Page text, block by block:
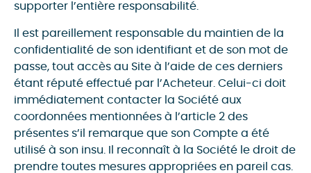
supporter l’entière responsabilité.
Il est pareillement responsable du maintien de la
confidentialité de son identifiant et de son mot de
passe, tout accès au Site à l’aide de ces derniers
étant réputé effectué par l’Acheteur. Celui-ci doit
immédiatement contacter la Société aux
coordonnées mentionnées à l’article 2 des
présentes s’il remarque que son Compte a été
utilisé à son insu. Il reconnaît à la Société le droit de
prendre toutes mesures appropriées en pareil cas.